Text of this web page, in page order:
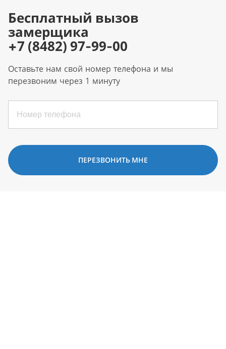
Бесплатный вызов
замерщика
+7 (8482) 97-99-00
Оставьте нам свой номер телефона и мы
перезвоним через 1 минуту
ПЕРЕЗВОНИТЬ МНЕ